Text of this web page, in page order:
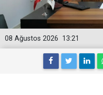
13:21
08 Ağustos 2026